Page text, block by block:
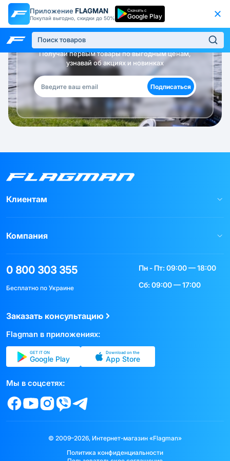
Приложение FLAGMAN
Покупай выгодно, скидки до 50%
Скачать с
Google Play
Будь в курсе!
Получай первым товары по выгодным ценам,
узнавай об акциях и новинках
Подписаться
Клиентам
Компания
0 800 303 355
Бесплатно по Украине
Пн - Пт: 09:00 — 18:00
Сб: 09:00 — 17:00
Заказать консультацию
Flagman в приложениях:
GET IT ON
Google Play
Download on the
App Store
Мы в соцсетях:
© 2009–2026, Интернет-магазин «Flagman»
Политика конфиденциальности